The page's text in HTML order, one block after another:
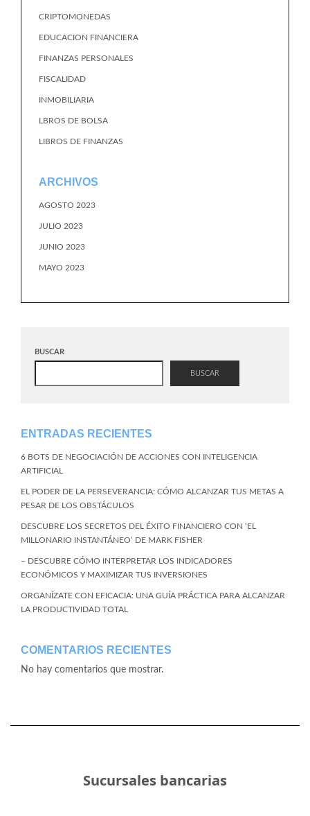
CRIPTOMONEDAS
EDUCACION FINANCIERA
FINANZAS PERSONALES
FISCALIDAD
INMOBILIARIA
LBROS DE BOLSA
LIBROS DE FINANZAS
ARCHIVOS
AGOSTO 2023
JULIO 2023
JUNIO 2023
MAYO 2023
BUSCAR
BUSCAR
ENTRADAS RECIENTES
6 BOTS DE NEGOCIACIÓN DE ACCIONES CON INTELIGENCIA
ARTIFICIAL
EL PODER DE LA PERSEVERANCIA: CÓMO ALCANZAR TUS METAS A
PESAR DE LOS OBSTÁCULOS
DESCUBRE LOS SECRETOS DEL ÉXITO FINANCIERO CON ‘EL
MILLONARIO INSTANTÁNEO’ DE MARK FISHER
– DESCUBRE CÓMO INTERPRETAR LOS INDICADORES
ECONÓMICOS Y MAXIMIZAR TUS INVERSIONES
ORGANÍZATE CON EFICACIA: UNA GUÍA PRÁCTICA PARA ALCANZAR
LA PRODUCTIVIDAD TOTAL
COMENTARIOS RECIENTES
No hay comentarios que mostrar.
Sucursales bancarias